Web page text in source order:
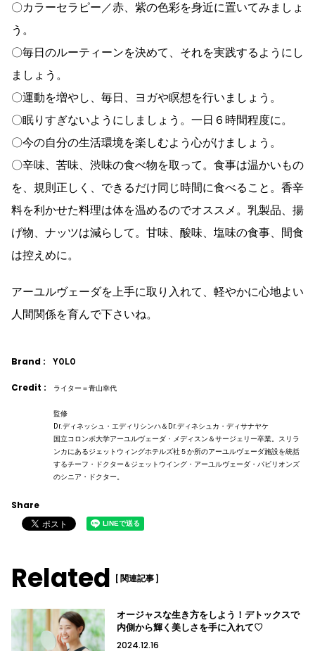
〇カラーセラピー／赤、紫の色彩を身近に置いてみましょ
う。
〇毎日のルーティーンを決めて、それを実践するようにし
ましょう。
〇運動を増やし、毎日、ヨガや瞑想を行いましょう。
〇眠りすぎないようにしましょう。一日６時間程度に。
〇今の自分の生活環境を楽しむよう心がけましょう。
〇辛味、苦味、渋味の食べ物を取って。食事は温かいもの
を、規則正しく、できるだけ同じ時間に食べること。香辛
料を利かせた料理は体を温めるのでオススメ。乳製品、揚
げ物、ナッツは減らして。甘味、酸味、塩味の食事、間食
は控えめに。
アーユルヴェーダを上手に取り入れて、軽やかに心地よい
人間関係を育んで下さいね。
Brand : YOLO
Credit : ライター＝青山幸代
監修
Dr.ディネッシュ・エディリシンハ＆Dr.ディネシュカ・ディサナヤケ
国立コロンボ大学アーユルヴェーダ・メディスン＆サージェリー卒業。スリラ
ンカにあるジェットウィングホテルズ社５か所のアーユルヴェーダ施設を統括
するチーフ・ドクター＆ジェットウイング・アーユルヴェーダ・パビリオンズ
のシニア・ドクター。
Share
Related [ 関連記事 ]
オージャスな生き方をしよう！デトックスで
内側から輝く美しさを手に入れて♡
2024.12.16